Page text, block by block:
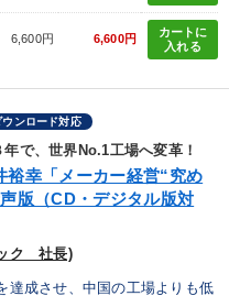
6,600円 6,600円
カートに
入れる
ウンロード対応
で、世界No.1工場へ変革！
裕幸「メーカー経営“究め
版（CD・デジタル版対
ク 社長)
達成させ、中国の工場よりも低